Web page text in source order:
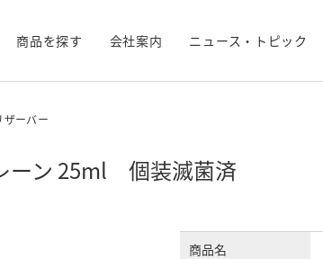
商品を探す 会社案内 ニュース・トピック
ザーバー
ーン 25ml 個装滅菌済
商品名